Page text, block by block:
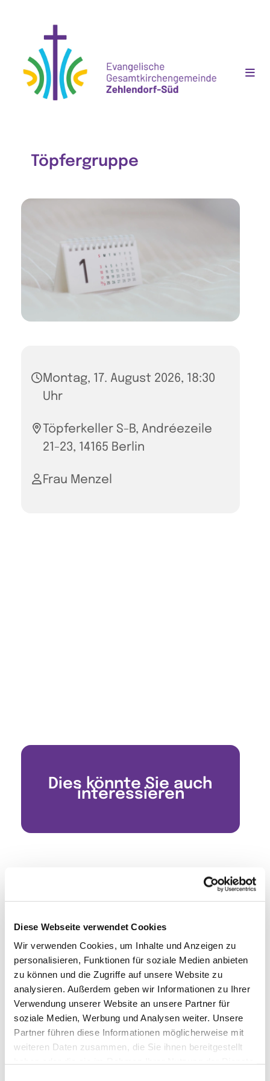
Diese Webseite verwendet Cookies
Wir verwenden Cookies, um Inhalte und Anzeigen zu
personalisieren, Funktionen für soziale Medien anbieten
zu können und die Zugriffe auf unsere Website zu
analysieren. Außerdem geben wir Informationen zu Ihrer
Verwendung unserer Website an unsere Partner für
soziale Medien, Werbung und Analysen weiter. Unsere
Partner führen diese Informationen möglicherweise mit
weiteren Daten zusammen, die Sie ihnen bereitgestellt
Töpfergruppe
Montag, 17. August 2026, 18:30
Uhr
Töpferkeller S-B, Andréezeile
21-23, 14165 Berlin
Frau Menzel
Dies könnte Sie auch
interessieren